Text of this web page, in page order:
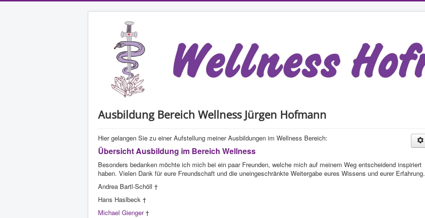
Ausbildung Bereich Wellness Jürgen Hofmann
Hier gelangen Sie zu einer Aufstellung meiner Ausbildungen im Wellness Bereich:
Übersicht Ausbildung im Bereich Wellness
Besonders bedanken möchte ich mich bei ein paar Freunden, welche mich auf meinem Weg entscheidend inspiriert
haben. Vielen Dank für eure Freundschaft und die uneingeschränkte Weitergabe eures Wissens und eurer Erfahrung.
Andrea Bartl-Schöll †
Hans Haslbeck †
Michael Gienger†